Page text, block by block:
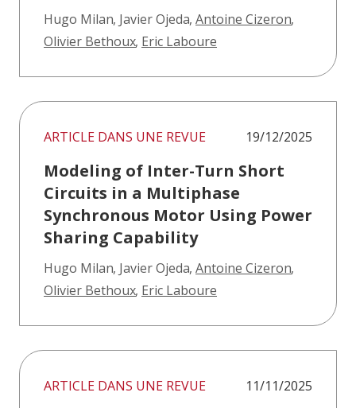
Hugo Milan, Javier Ojeda, Antoine Cizeron,
Olivier Bethoux, Eric Laboure
ARTICLE DANS UNE REVUE 19/12/2025
Modeling of Inter-Turn Short
Circuits in a Multiphase
Synchronous Motor Using Power
Sharing Capability
Hugo Milan, Javier Ojeda, Antoine Cizeron,
Olivier Bethoux, Eric Laboure
ARTICLE DANS UNE REVUE 11/11/2025